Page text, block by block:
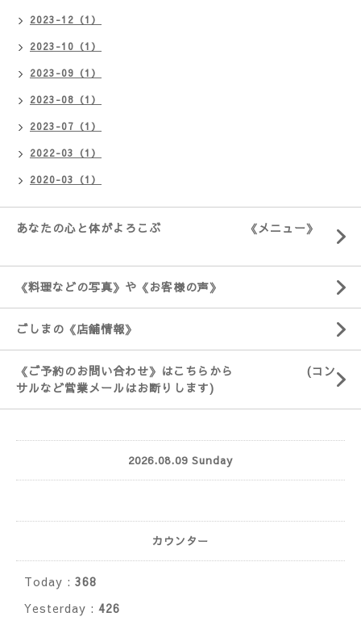
2023-12（1）
2023-10（1）
2023-09（1）
2023-08（1）
2023-07（1）
2022-03（1）
2020-03（1）
あなたの心と体がよろこぶ 《メニュー》
《料理などの写真》や《お客様の声》
ごしまの《店舗情報》
《ご予約のお問い合わせ》はこちらから (コン
サルなど営業メールはお断りします)
2026.08.09 Sunday
カウンター
Today : 368
Yesterday : 426